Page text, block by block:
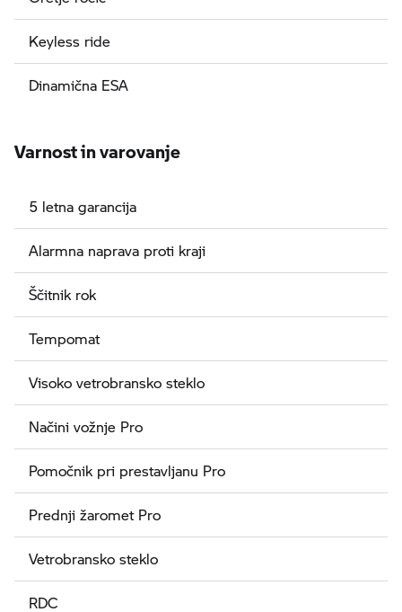
Keyless ride
Dinamična ESA
Varnost in varovanje
5 letna garancija
Alarmna naprava proti kraji
Ščitnik rok
Tempomat
Visoko vetrobransko steklo
Načini vožnje Pro
Pomočnik pri prestavljanu Pro
Prednji žaromet Pro
Vetrobransko steklo
RDC